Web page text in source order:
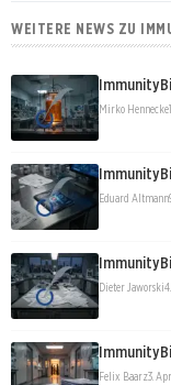
WEITERE NEWS ZU
Mirko Hennecke
Eduard Altmann
Dieter Jaworski
Felix Baarz3.